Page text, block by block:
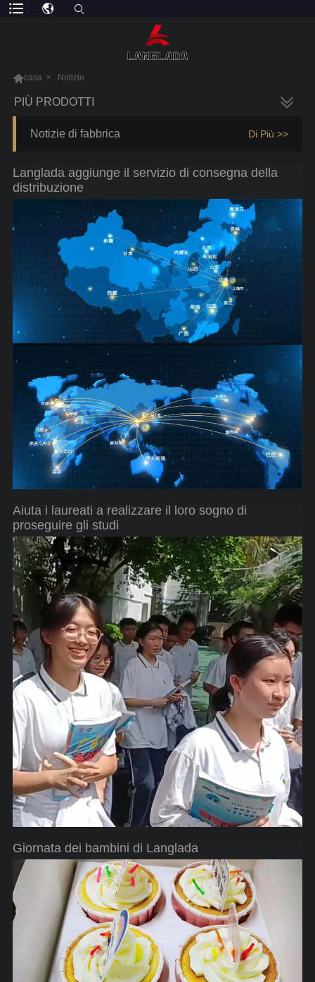
casa > Notizie
PIÙ PRODOTTI
Notizie di fabbrica Di Più >>
Langlada aggiunge il servizio di consegna della
distribuzione
Aiuta i laureati a realizzare il loro sogno di
proseguire gli studi
Giornata dei bambini di Langlada